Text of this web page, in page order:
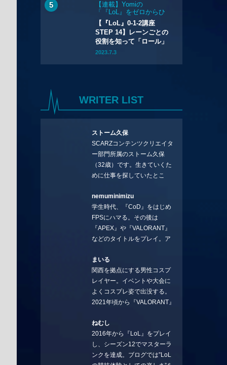
【連載】Yomiの
「『LoL』をゼロからひ
とりでも始められるハウ
ツー講座」
【『LoL』0-1-2講座
STEP 14】レーンごとの
役割を知って「ロール」
を選ぼう
2023.7.3
WRITER LIST
ストーム久保
SCARZコンテンツクリエイタ
ー部門所属のストーム久保
（32歳）です。生きていくた
めに仕事を探していたとこ
コラムを連載させてもらえる
ことになりました。言いたい
ことを言っていきます。X：
https://x.com/stormKUBO
YouTube：
rmKUBO
nemuminimizu
学生時代、『CoD』をはじめ
FPSにハマる。その後は
『APEX』や『VALORANT』
などのタイトルをプレイ。ア
BGMなどを手掛ける作曲家と
フリーランスのライターの二
足の草鞋を履いて幅広く活動
中。無類のラーメン好き！
Twitter:@ongakucas
まいる
関西を拠点にする男性コスプ
レイヤー。イベントや大会に
よくコスプレ姿で出没する。
2021年頃から『VALORANT』
続ける。現在の推しチームは
「CREST GAMING」。X：
@mlunias（Photo by
Subaru.F.）
ねむし
2016年から『LoL』をプレイ
し、シーズン12でマスターラ
ンクを達成。ブログでは”LoL